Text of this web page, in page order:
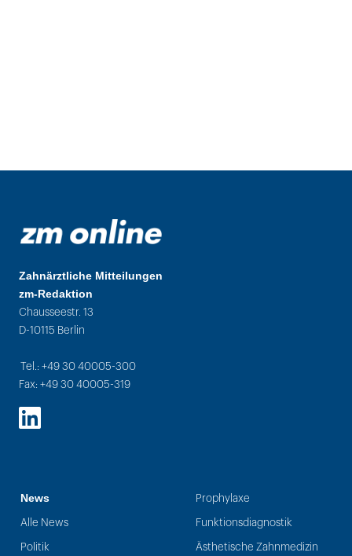
Zahnärztliche Mitteilungen
zm-Redaktion
Chausseestr. 13
D-10115 Berlin
Tel.: +49 30 40005-300
Fax: +49 30 40005-319
LinkedIn
News
Alle News
Politik
Prophylaxe
Funktionsdiagnostik
Ästhetische Zahnmedizin